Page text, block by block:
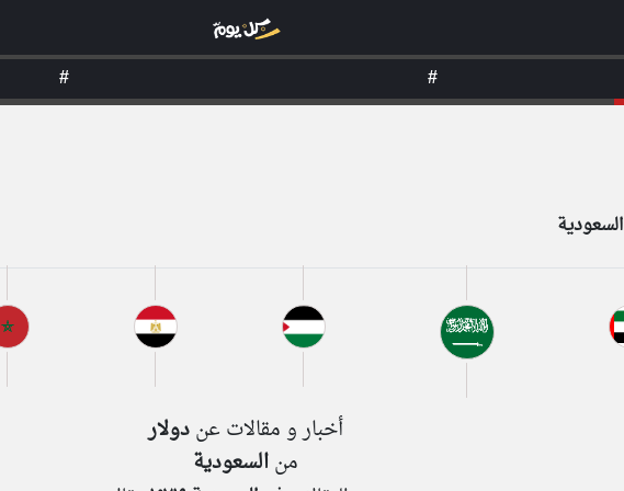
السعودية
أخبار و مقالات عندولار
منالسعودية
#
#